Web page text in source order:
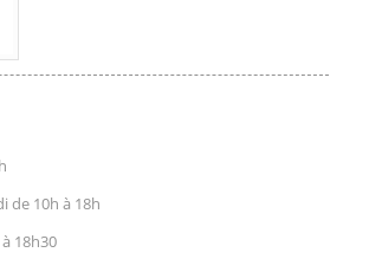
de 10h à 18h
18h30